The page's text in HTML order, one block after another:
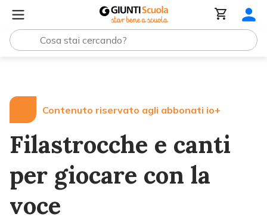
Contenuto riservato agli abbonati io+
Filastrocche e canti
per giocare con la
voce